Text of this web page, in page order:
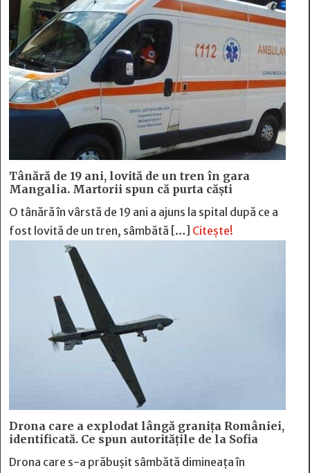
Tânără de 19 ani, lovită de un tren în gara
Mangalia. Martorii spun că purta căști
O tânără în vârstă de 19 ani a ajuns la spital după ce a
fost lovită de un tren, sâmbătă […] Citește!
Drona care a explodat lângă granița României,
identificată. Ce spun autoritățile de la Sofia
Drona care s-a prăbușit sâmbătă dimineața în